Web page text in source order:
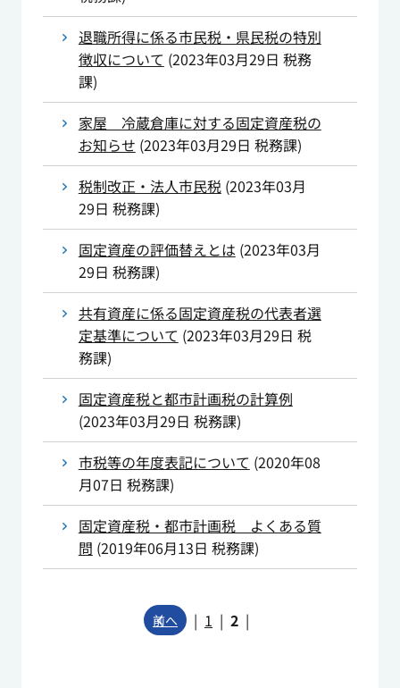
退職所得に係る市民税・県民税の特別
徴収について (2023年03月29日 税務
課)
家屋 冷蔵倉庫に対する固定資産税の
お知らせ (2023年03月29日 税務課)
税制改正・法人市民税(2023年03月
29日 税務課)
固定資産の評価替えとは (2023年03月
29日 税務課)
共有資産に係る固定資産税の代表者選
定基準について (2023年03月29日 税
務課)
固定資産税と都市計画税の計算例
(2023年03月29日 税務課)
市税等の年度表記について (2020年08
月07日 税務課)
固定資産税・都市計画税 よくある質
問 (2019年06月13日 税務課)
前へ | 1 | 2 |